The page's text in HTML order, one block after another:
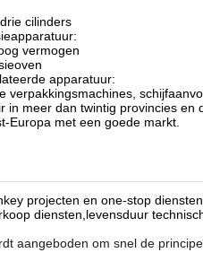
cilinders
vermogen
apparatuur:
verpakkingsmachines,
in meer dan twintig provincies
Europa met een goede markt.
projecten en one-stop
diensten,levensduur
aangeboden om snel de